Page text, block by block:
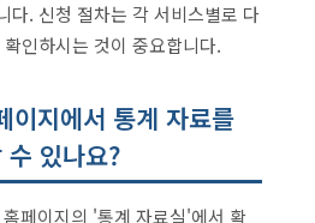
다. 신청 절차는 각 서비스별로 다
인하시는 것이 중요합니다.
이지에서 통계 자료를
수 있나요?
페이지의 '통계 자료실'에서 확